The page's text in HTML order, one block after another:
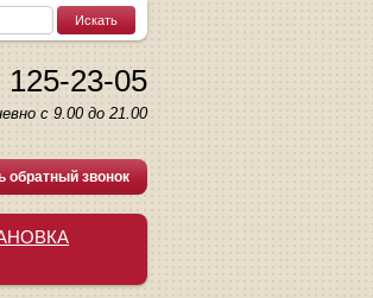
125-23-05
с 9.00 до 21.00
обратный звонок